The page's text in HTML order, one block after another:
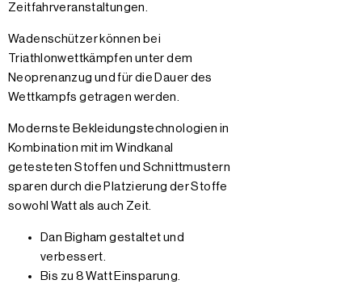
Zeitfahrveranstaltungen.
Wadenschützer können bei
Triathlonwettkämpfen unter dem
Neoprenanzug und für die Dauer des
Wettkampfs getragen werden.
Modernste Bekleidungstechnologien in
Kombination mit im Windkanal
getesteten Stoffen und Schnittmustern
sparen durch die Platzierung der Stoffe
sowohl Watt als auch Zeit.
Dan Bigham gestaltet und
verbessert.
Bis zu 8 Watt Einsparung.